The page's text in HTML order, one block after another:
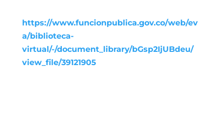
https://www.funcionpublica.gov.co/web/ev
a/biblioteca-
virtual/-/document_library/bGsp2IjUBdeu/
view_file/39121905